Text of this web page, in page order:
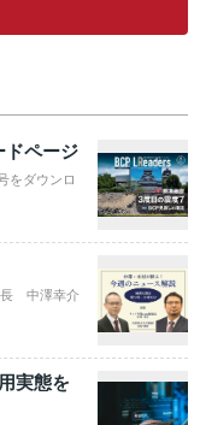
ドページ
をダウンロ
長 中澤幸介
実態を